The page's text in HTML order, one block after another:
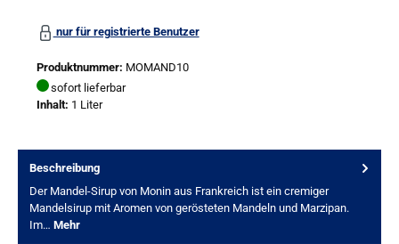
nur für registrierte Benutzer
Produktnummer: MOMAND10
sofort lieferbar
Inhalt: 1 Liter
Beschreibung
Der Mandel-Sirup von Monin aus Frankreich ist ein cremiger
Mandelsirup mit Aromen von gerösteten Mandeln und Marzipan.
Im… Mehr